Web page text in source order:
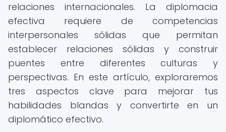
relaciones internacionales. La diplomacia
efectiva requiere de competencias
interpersonales sólidas que permitan
establecer relaciones sólidas y construir
puentes entre diferentes culturas y
perspectivas. En este artículo, exploraremos
tres aspectos clave para mejorar tus
habilidades blandas y convertirte en un
diplomático efectivo.